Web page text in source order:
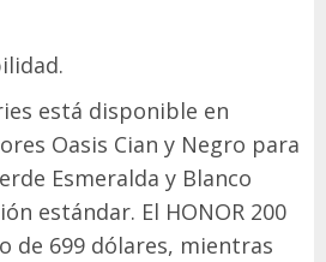
está disponible en
Oasis Cian y Negro para
Esmeralda y Blanco
estándar. El HONOR 200
de 699 dólares, mientras